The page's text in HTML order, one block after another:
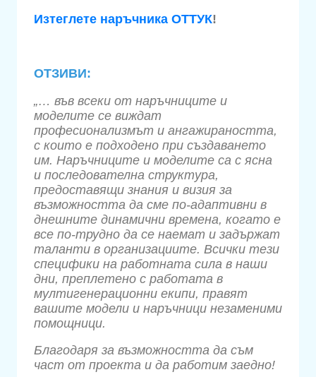
Изтеглете наръчника ОТТУК!
ОТЗИВИ:
„… във всеки от наръчниците и
моделите се виждат
професионализмът и ангажираността,
с които е подходено при създаването
им. Наръчниците и моделите са с ясна
и последователна структура,
предоставящи знания и визия за
възможността да сме по-адаптивни в
днешните динамични времена, когато е
все по-трудно да се наемат и задържат
таланти в организациите. Всички тези
специфики на работната сила в наши
дни, преплетено с работата в
мултигенерационни екипи, правят
вашите модели и наръчници незаменими
помощници.
Благодаря за възможността да съм
част от проекта и да работим заедно!